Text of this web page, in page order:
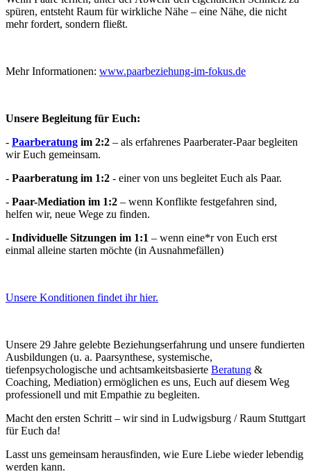
spüren, entsteht Raum für wirkliche Nähe – eine Nähe, die nicht
mehr fordert, sondern fließt.
Mehr Informationen: www.paarbeziehung-im-fokus.de
Unsere Begleitung für Euch:
- Paarberatung im 2:2 – als erfahrenes Paarberater-Paar begleiten
wir Euch gemeinsam.
- Paarberatung im 1:2 - einer von uns begleitet Euch als Paar.
- Paar-Mediation im 1:2 – wenn Konflikte festgefahren sind,
helfen wir, neue Wege zu finden.
- Individuelle Sitzungen im 1:1 – wenn eine*r von Euch erst
einmal alleine starten möchte (in Ausnahmefällen)
Unsere Konditionen findet ihr hier.
Unsere 29 Jahre gelebte Beziehungserfahrung und unsere fundierten
Ausbildungen (u. a. Paarsynthese, systemische,
tiefenpsychologische und achtsamkeitsbasierte Beratung &
Coaching, Mediation) ermöglichen es uns, Euch auf diesem Weg
professionell und mit Empathie zu begleiten.
Macht den ersten Schritt – wir sind in Ludwigsburg / Raum Stuttgart
für Euch da!
Lasst uns gemeinsam herausfinden, wie Eure Liebe wieder lebendig
werden kann.